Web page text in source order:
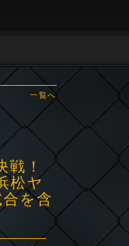
一覧へ
！
松ヤ
を含